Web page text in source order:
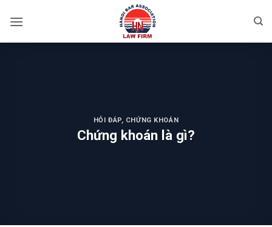
HỎI ĐÁP, CHỨNG KHOÁN
Chứng khoán là gì?